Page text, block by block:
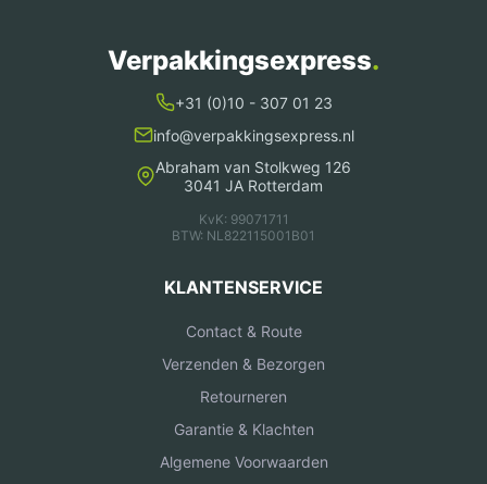
Verpakkingsexpress.
+31 (0)10 - 307 01 23
info@verpakkingsexpress.nl
Abraham van Stolkweg 126
3041 JA Rotterdam
KvK: 99071711
BTW: NL822115001B01
KLANTENSERVICE
Contact & Route
Verzenden & Bezorgen
Retourneren
Garantie & Klachten
Algemene Voorwaarden